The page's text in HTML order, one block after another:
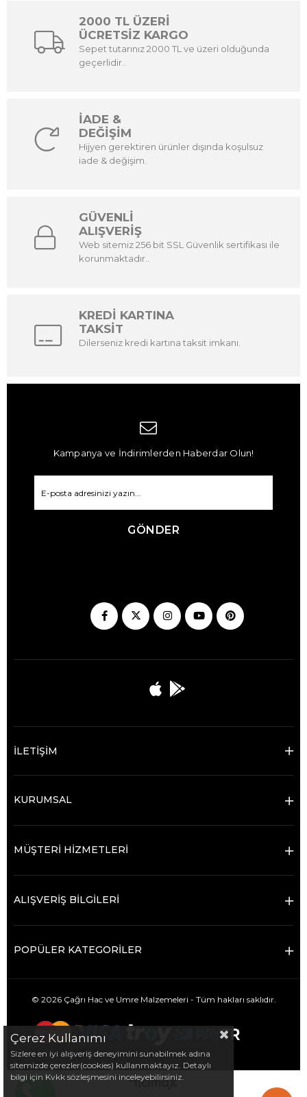
2000 TL ÜZERİ
ÜCRETSİZ KARGO
Sepet tutarınız 2000 TL ve üzeri olduğunda
geçerlidir..
İADE &
DEĞİŞİM
Hijyen gerektiren ürünler dışında koşulsuz
iade & değişim.
GÜVENLİ
ALIŞVERİŞ
Web sitemiz 256 bit SSL Güvenlik sertifikası ile
korunmaktadır..
KREDİ KARTINA
TAKSİT
Dilerseniz kredi kartına taksit imkanı.
Kampanya ve İndirimlerden Haberdar Olun!
GÖNDER
İLETİŞİM
KURUMSAL
MÜŞTERİ HİZMETLERİ
ALIŞVERİŞ BİLGİLERİ
POPÜLER KATEGORİLER
© 2026 Çağrı Hac ve Umre Malzemeleri - Tüm hakları saklıdır.
Çerez Kullanımı
Sizlere en iyi alışveriş deneyimini sunabilmek adına
sitemizde çerezler(cookies) kullanmaktayız. Detaylı
bilgi için Kvkk sözleşmesini inceleyebilirsiniz.